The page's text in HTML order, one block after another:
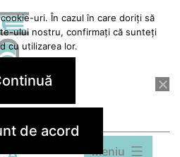
Meniu
uri. În cazul în care doriți să
ului nostru, confirmați că sunteți
cu utilizarea lor.
de acord